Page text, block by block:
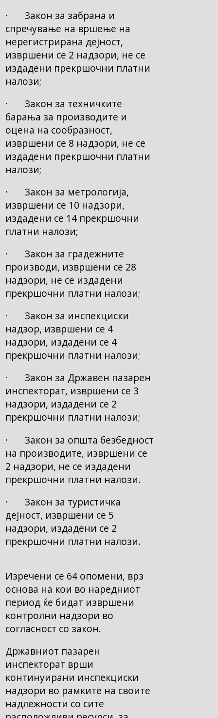
· Закон за забрана и
спречување на вршење на
нерегистрирана дејност,
извршени се 2 надзори, не се
издадени прекршочни платни
налози;
· Закон за техничките
барања за производите и
оцена на сообразност,
извршени се 8 надзори, не се
издадени прекршочни платни
налози;
· Закон за метрологија,
извршени се 10 надзори,
издадени се 14 прекршочни
платни налози;
· Закон за градежните
производи, извршени се 28
надзори, не се издадени
прекршочни платни налози;
· Закон за инспекциски
надзор, извршени се 4
надзори, издадени се 4
прекршочни платни налози;
· Закон за Државен пазарен
инспекторат, извршени се 3
надзори, издадени се 2
прекршочни платни налози;
· Закон за општа безбедност
на производите, извршени се
2 надзори, не се издадени
прекршочни платни налози.
· Закон за туристичка
дејност, извршени се 5
надзори, издадени се 2
прекршочни платни налози.
Изречени се 64 опомени, врз
основа на кои во наредниот
период ќе бидат извршени
контролни надзори во
согласност со закон.
Државниот пазарен
инспекторат врши
континуирани инспекциски
надзори во рамките на своите
надлежности со сите